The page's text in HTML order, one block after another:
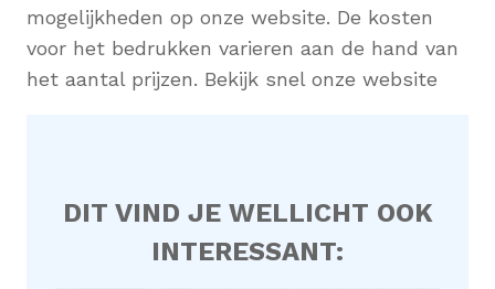
mogelijkheden op onze website. De kosten
voor het bedrukken varieren aan de hand van
het aantal prijzen. Bekijk snel onze website
DIT VIND JE WELLICHT OOK
INTERESSANT: